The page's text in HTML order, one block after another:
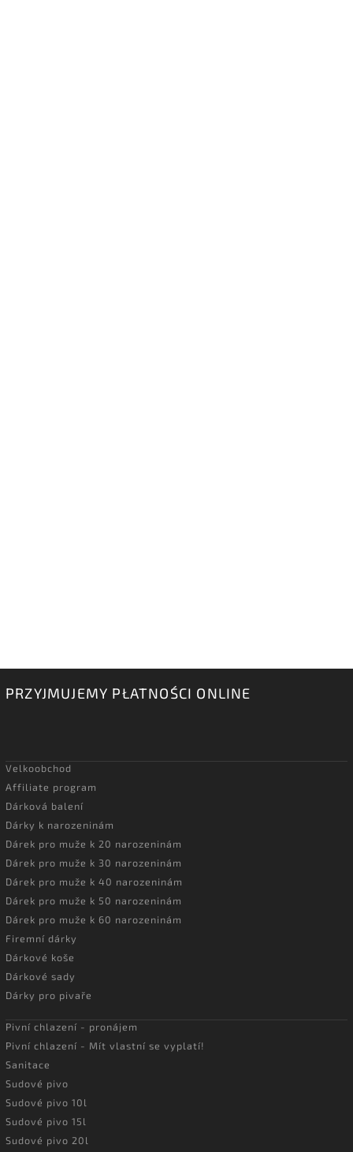
PRZYJMUJEMY PŁATNOŚCI ONLINE
Velkoobchod
Affiliate program
Dárková balení
Dárky k narozeninám
Dárek pro muže k 20 narozeninám
Dárek pro muže k 30 narozeninám
Dárek pro muže k 40 narozeninám
Dárek pro muže k 50 narozeninám
Dárek pro muže k 60 narozeninám
Firemní dárky
Dárkové koše
Dárkové sady
Dárky pro pivaře
Pivní chlazení - pronájem
Pivní chlazení - Mít vlastní se vyplatí!
Sanitace
Sudové pivo
Sudové pivo 10l
Sudové pivo 15l
Sudové pivo 20l